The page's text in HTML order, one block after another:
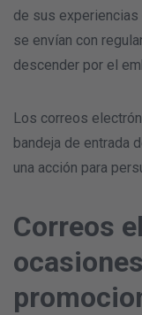
de sus
se envían con
descender por el
Los correos
bandeja de entrada
una acción para
Correos